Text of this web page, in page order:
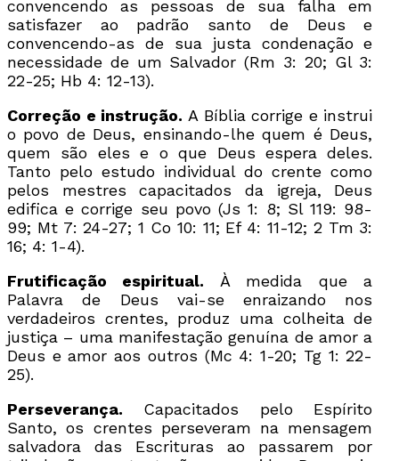
convencendo as pessoas de sua falha em
satisfazer ao padrão santo de Deus e
convencendo-as de sua justa condenação e
necessidade de um Salvador (Rm 3: 20; Gl 3:
22-25; Hb 4: 12-13).
Correção e instrução. A Bíblia corrige e instrui
o povo de Deus, ensinando-lhe quem é Deus,
quem são eles e o que Deus espera deles.
Tanto pelo estudo individual do crente como
pelos mestres capacitados da igreja, Deus
edifica e corrige seu povo (Js 1: 8; Sl 119: 98-
99; Mt 7: 24-27; 1 Co 10: 11; Ef 4: 11-12; 2 Tm 3:
16; 4: 1-4).
Frutificação espiritual. À medida que a
Palavra de Deus vai-se enraizando nos
verdadeiros crentes, produz uma colheita de
justiça – uma manifestação genuína de amor a
Deus e amor aos outros (Mc 4: 1-20; Tg 1: 22-
25).
Perseverança. Capacitados pelo Espírito
Santo, os crentes perseveram na mensagem
salvadora das Escrituras ao passarem por